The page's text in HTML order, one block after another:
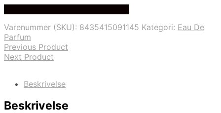
785,00 kr..649,00 kr..
Varenummer (SKU): 8435415091145 Kategori: Eau De
Parfum
Previous Product
Next Product
Beskrivelse
Beskrivelse